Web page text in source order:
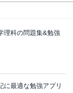
理科の問題集&勉強
に最適な勉強アプリ